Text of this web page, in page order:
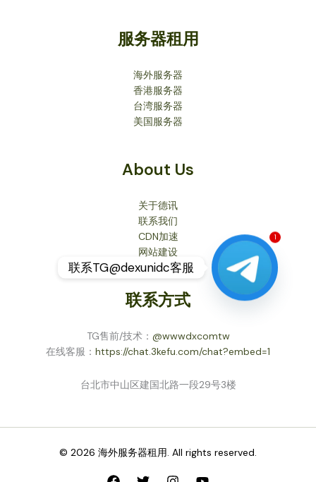
服务器租用
海外服务器
香港服务器
台湾服务器
美国服务器
About Us
关于德讯
联系我们
CDN加速
网站建设
联系方式
TG售前/技术： @wwwdxcomtw
在线客服： https://chat.3kefu.com/chat?embed=1
台北市中山区建国北路一段29号3楼
© 2026 海外服务器租用. All rights reserved.
1
联系TG@dexunidc客服